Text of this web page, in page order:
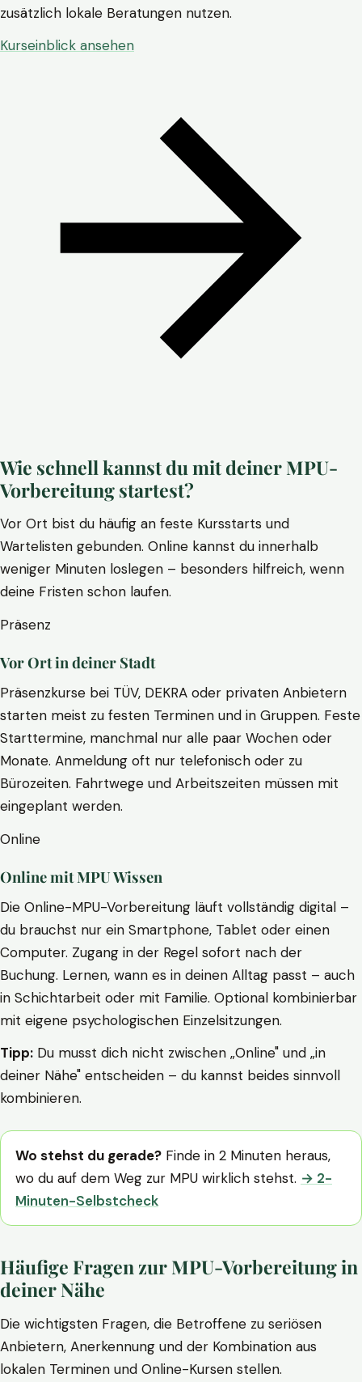
zusätzlich lokale Beratungen nutzen.
Kurseinblick ansehen
Wie schnell kannst du mit deiner MPU-
Vorbereitung startest?
Vor Ort bist du häufig an feste Kursstarts und
Wartelisten gebunden. Online kannst du innerhalb
weniger Minuten loslegen – besonders hilfreich, wenn
deine Fristen schon laufen.
Präsenz
Vor Ort in deiner Stadt
Präsenzkurse bei TÜV, DEKRA oder privaten Anbietern
starten meist zu festen Terminen und in Gruppen. Feste
Starttermine, manchmal nur alle paar Wochen oder
Monate. Anmeldung oft nur telefonisch oder zu
Bürozeiten. Fahrtwege und Arbeitszeiten müssen mit
eingeplant werden.
Online
Online mit MPU Wissen
Die Online-MPU-Vorbereitung läuft vollständig digital –
du brauchst nur ein Smartphone, Tablet oder einen
Computer. Zugang in der Regel sofort nach der
Buchung. Lernen, wann es in deinen Alltag passt – auch
in Schichtarbeit oder mit Familie. Optional kombinierbar
mit eigene psychologischen Einzelsitzungen.
Tipp: Du musst dich nicht zwischen „Online" und „in
deiner Nähe" entscheiden – du kannst beides sinnvoll
kombinieren.
Wo stehst du gerade? Finde in 2 Minuten heraus,
wo du auf dem Weg zur MPU wirklich stehst. → 2-
Minuten-Selbstcheck
Häufige Fragen zur MPU-Vorbereitung in
deiner Nähe
Die wichtigsten Fragen, die Betroffene zu seriösen
Anbietern, Anerkennung und der Kombination aus
lokalen Terminen und Online-Kursen stellen.